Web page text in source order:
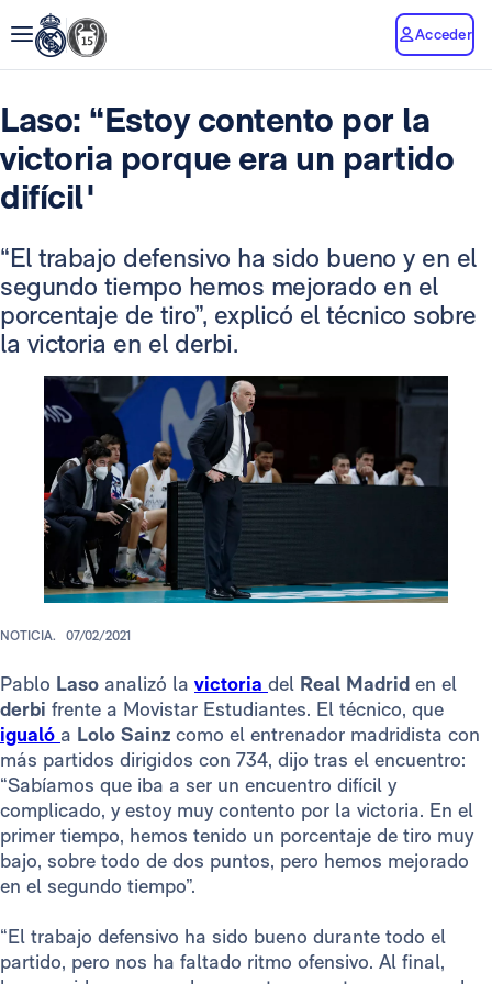
Acceder
Laso: “Estoy contento por la
victoria porque era un partido
difícil'
“El trabajo defensivo ha sido bueno y en el
segundo tiempo hemos mejorado en el
porcentaje de tiro”, explicó el técnico sobre
la victoria en el derbi.
NOTICIA. 07/02/2021
Pablo Laso analizó la victoria del Real Madrid en el
derbi frente a Movistar Estudiantes. El técnico, que
igualó a Lolo Sainz como el entrenador madridista con
más partidos dirigidos con 734, dijo tras el encuentro:
“Sabíamos que iba a ser un encuentro difícil y
complicado, y estoy muy contento por la victoria. En el
primer tiempo, hemos tenido un porcentaje de tiro muy
bajo, sobre todo de dos puntos, pero hemos mejorado
en el segundo tiempo”.
“El trabajo defensivo ha sido bueno durante todo el
partido, pero nos ha faltado ritmo ofensivo. Al final,